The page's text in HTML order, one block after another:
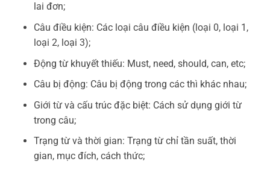
lai đơn;
Câu điều kiện: Các loại câu điều kiện (loại 0, loại 1,
loại 2, loại 3);
Động từ khuyết thiếu: Must, need, should, can, etc;
Câu bị động: Câu bị động trong các thì khác nhau;
Giới từ và cấu trúc đặc biệt: Cách sử dụng giới từ
trong câu;
Trạng từ và thời gian: Trạng từ chỉ tần suất, thời
gian, mục đích, cách thức;